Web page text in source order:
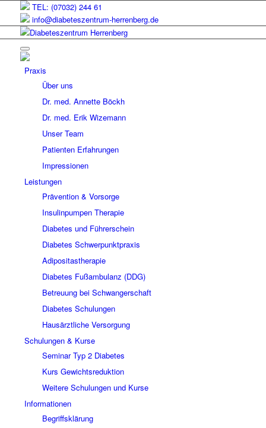
TEL: (07032) 244 61
info@diabeteszentrum-herrenberg.de
Praxis
Über uns
Dr. med. Annette Böckh
Dr. med. Erik Wizemann
Unser Team
Patienten Erfahrungen
Impressionen
Leistungen
Prävention & Vorsorge
Insulinpumpen Therapie
Diabetes und Führerschein
Diabetes Schwerpunktpraxis
Adipositastherapie
Diabetes Fußambulanz (DDG)
Betreuung bei Schwangerschaft
Diabetes Schulungen
Hausärztliche Versorgung
Schulungen & Kurse
Seminar Typ 2 Diabetes
Kurs Gewichtsreduktion
Weitere Schulungen und Kurse
Informationen
Begriffsklärung